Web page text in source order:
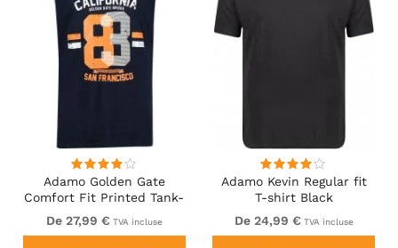
Adamo Golden Gate
Comfort Fit Printed Tank-
top Navy
De 27,99 € TVA incluse
Adamo Kevin Regular fit
T-shirt Black
De 24,99 € TVA incluse